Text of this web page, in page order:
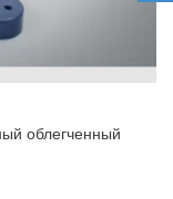
облегченный